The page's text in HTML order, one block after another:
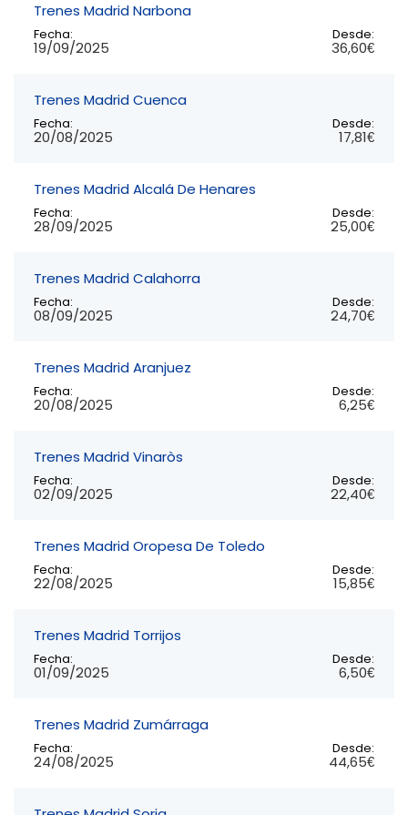
Trenes Madrid Narbona
Fecha:
19/09/2025
Desde:
36,60€
Trenes Madrid Cuenca
Fecha:
20/08/2025
Desde:
17,81€
Trenes Madrid Alcalá De Henares
Fecha:
28/09/2025
Desde:
25,00€
Trenes Madrid Calahorra
Fecha:
08/09/2025
Desde:
24,70€
Trenes Madrid Aranjuez
Fecha:
20/08/2025
Desde:
6,25€
Trenes Madrid Vinaròs
Fecha:
02/09/2025
Desde:
22,40€
Trenes Madrid Oropesa De Toledo
Fecha:
22/08/2025
Desde:
15,85€
Trenes Madrid Torrijos
Fecha:
01/09/2025
Desde:
6,50€
Trenes Madrid Zumárraga
Fecha:
24/08/2025
Desde:
44,65€